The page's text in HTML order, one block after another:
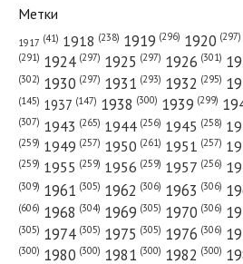
№ 20 от января 1967 года —
№ 96 от мая 1921 года — «Красный
Метки
1917 (41) 1918 (238) 1919 (296) 1920 (297)
(291) 1924 (297) 1925 (297) 1926 (301)
(302) 1930 (297) 1931 (293) 1932 (295)
(145) 1937 (147) 1938 (300) 1939 (299)
(307) 1943 (265) 1944 (256) 1945 (258)
(259) 1949 (257) 1950 (261) 1951 (257)
(259) 1955 (259) 1956 (259) 1957 (256)
(309) 1961 (305) 1962 (306) 1963 (306)
(606) 1968 (304) 1969 (305) 1970 (306)
(305) 1974 (305) 1975 (305) 1976 (306)
(300) 1980 (300) 1981 (300) 1982 (300)